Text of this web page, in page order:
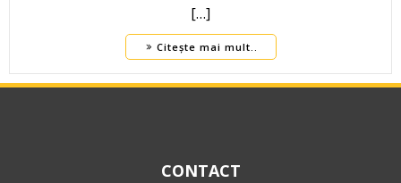
[…]
Citește mai mult..
CONTACT